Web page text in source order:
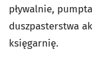
pływalnie,
duszpasterstwa
księgarnię.